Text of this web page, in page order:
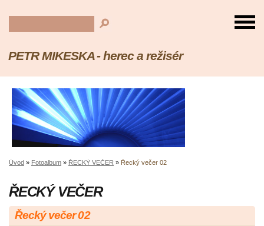
PETR MIKESKA - herec a režisér
Úvod » Fotoalbum » ŘECKÝ VEČER » Řecký večer 02
ŘECKÝ VEČER
Řecký večer 02